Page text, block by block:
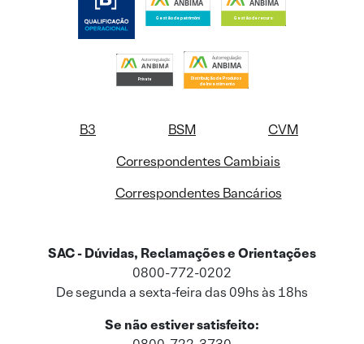
B3 BSM
CVM
Correspondentes Cambiais
Correspondentes Bancários
SAC - Dúvidas, Reclamações e Orientações
0800-772-0202
De segunda a sexta-feira das 09hs às 18hs
Se não estiver satisfeito: